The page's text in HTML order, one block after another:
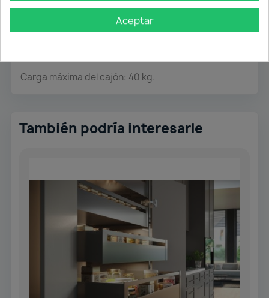
enganches para la parte posterior/trasera y los
enganches para el frontal del cajón.
Carga máxima del cajón: 40 kg.
También podría interesarle
Aceptar